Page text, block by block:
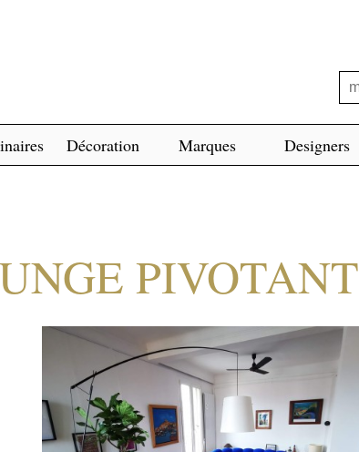
Décoration Marques Designers
PIVOTANT